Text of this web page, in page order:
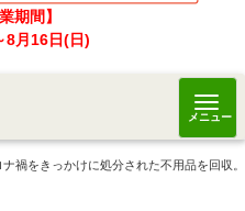
期間】
8月16日(日)
メニュー
ナ禍をきっかけに処分された不用品を回収。